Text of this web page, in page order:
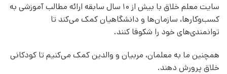
سایت معلم خلاق با بیش از 10 سال سابقه ارائه مطالب آموزشی به
کسب‌وکارها، سازمان‌ها و دانشگاهیان کمک می‌کند تا
توانمندی‌های خود را شکوفا کنند.
همچنین ما به معلمان، مربیان و والدین کمک می‌کنیم تا کودکانی
خلاق پرورش دهند.